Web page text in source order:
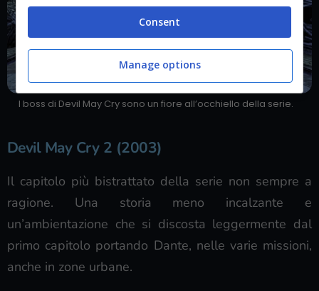
I boss di Devil May Cry sono un fiore all’occhiello della serie.
Devil May Cry 2 (2003)
Il capitolo più bistrattato della serie non sempre a
ragione. Una storia meno incalzante e
un’ambientazione che si discosta leggermente dal
primo capitolo portando Dante, nelle varie missioni,
anche in zone urbane.
Consent
Manage options